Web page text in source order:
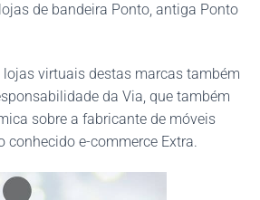
de bandeira Ponto, antiga Ponto
virtuais destas marcas também
da Via, que também
sobre a fabricante de móveis
conhecido e-commerce Extra.